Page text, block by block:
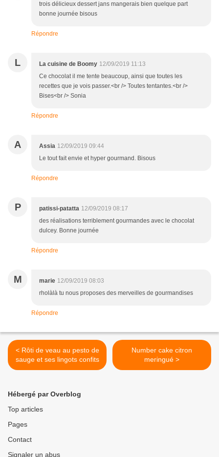
trois délicieux dessert jans mangerais bien quelque part
bonne journée bisous
Répondre
L La cuisine de Boomy 12/09/2019 11:13
Ce chocolat il me tente beaucoup, ainsi que toutes les
recettes que je vois passer.<br /> Toutes tentantes.<br />
Bises<br /> Sonia
Répondre
A Assia 12/09/2019 09:44
Le tout fait envie et hyper gourmand. Bisous
Répondre
P patissi-patatta 12/09/2019 08:17
des réalisations terriblement gourmandes avec le chocolat
dulcey. Bonne journée
Répondre
M marie 12/09/2019 08:03
rholàlà tu nous proposes des merveilles de gourmandises
Répondre
< Rôti de veau au pesto de
sauge et ses lingots confits
Number cake citron
meringué >
Hébergé par Overblog
Top articles
Pages
Contact
Signaler un abus